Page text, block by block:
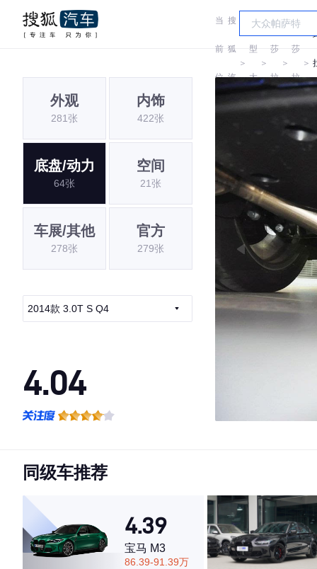
当
前
位
置:
搜
狐
汽
车
＞
车
型
大
全
＞
玛
莎
拉
蒂
＞
玛
莎
拉
蒂
＞
外观
281张
内饰
422张
底盘/动力
64张
空间
21张
车展/其他
278张
官方
279张
2014款 3.0T S Q4
4.04
·空间表现一般，低于98%同级车
同级车推荐
4.39
宝马 M3
86.39-91.39万